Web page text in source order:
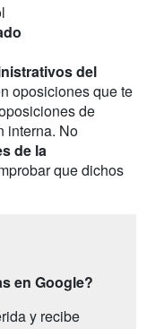
del
oposiciones que te
de
interna. No
de la
que dichos
en Google?
y recibe